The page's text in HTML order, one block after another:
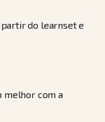
do learnset e
melhor com a